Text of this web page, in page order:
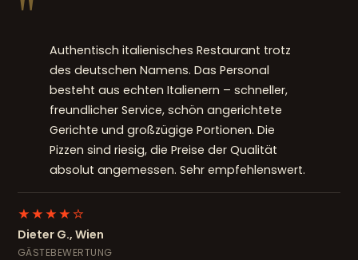
"
Authentisch italienisches Restaurant trotz
des deutschen Namens. Das Personal
besteht aus echten Italienern – schneller,
freundlicher Service, schön angerichtete
Gerichte und großzügige Portionen. Die
Pizzen sind riesig, die Preise der Qualität
absolut angemessen. Sehr empfehlenswert.
★★★★☆
Dieter G., Wien
GÄSTEBEWERTUNG